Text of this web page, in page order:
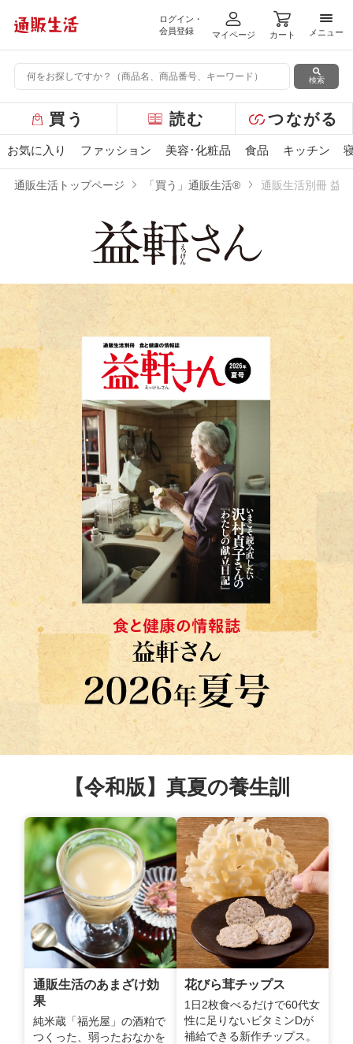
ログイン・
会員登録
マイページ カート
メニ
メニュー
検索
ー
バ
買う 読む つながる
お気に入り ファッション 美容･化粧品 食品 キッチン
通販生活トップページ 「買う」通販生活® 通販生活別冊 益
【令和版】真夏の養生訓
通販生活のあまざけ効
果
純米蔵「福光屋」の酒粕で
つくった、弱ったおなかを
花びら茸チップス
1日2枚食べるだけで60代女
性に足りないビタミンDが
補給できる新作チップス。